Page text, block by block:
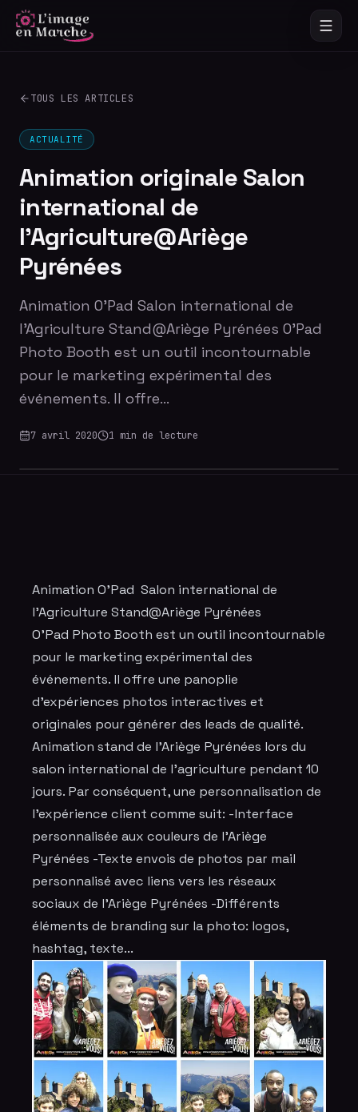
TOUS LES ARTICLES
ACTUALITÉ
Animation originale Salon
international de
l’Agriculture@Ariège
Pyrénées
Animation O'Pad Salon international de
l’Agriculture Stand@Ariège Pyrénées O'Pad
Photo Booth est un outil incontournable
pour le marketing expérimental des
événements. Il offre…
7 avril 2020 1 min de lecture
Animation O'Pad Salon international de
l’Agriculture Stand@Ariège Pyrénées
O'Pad Photo Booth est un outil incontournable
pour le marketing expérimental des
événements. Il offre une panoplie
d'expériences photos interactives et
originales pour générer des leads de qualité.
Animation stand de l'Ariège Pyrénées lors du
salon international de l'agriculture pendant 10
jours. Par conséquent, une personnalisation de
l’expérience client comme suit: -Interface
personnalisée aux couleurs de l'Ariège
Pyrénées -Texte envois de photos par mail
personnalisé avec liens vers les réseaux
sociaux de l'Ariège Pyrénées -Différents
éléments de branding sur la photo: logos,
hashtag, texte...